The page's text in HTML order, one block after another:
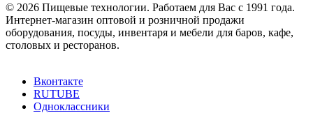
© 2026 Пищевые технологии. Работаем для Вас с 1991 года.
Интернет-магазин оптовой и розничной продажи
оборудования, посуды, инвентаря и мебели для баров, кафе,
столовых и ресторанов.
Вконтакте
RUTUBE
Одноклассники